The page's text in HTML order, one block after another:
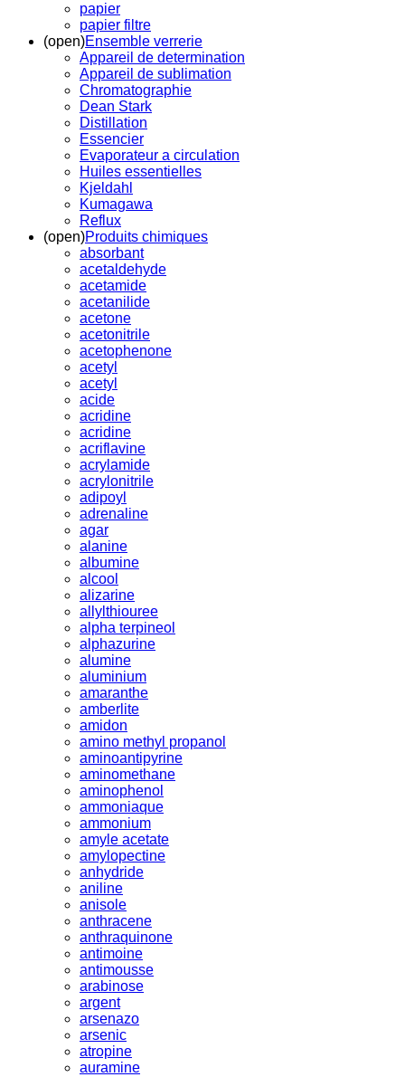
papier
papier filtre
(open)Ensemble verrerie
Appareil de determination
Appareil de sublimation
Chromatographie
Dean Stark
Distillation
Essencier
Evaporateur a circulation
Huiles essentielles
Kjeldahl
Kumagawa
Reflux
(open)Produits chimiques
absorbant
acetaldehyde
acetamide
acetanilide
acetone
acetonitrile
acetophenone
acetyl
acetyl
acide
acridine
acridine
acriflavine
acrylamide
acrylonitrile
adipoyl
adrenaline
agar
alanine
albumine
alcool
alizarine
allylthiouree
alpha terpineol
alphazurine
alumine
aluminium
amaranthe
amberlite
amidon
amino methyl propanol
aminoantipyrine
aminomethane
aminophenol
ammoniaque
ammonium
amyle acetate
amylopectine
anhydride
aniline
anisole
anthracene
anthraquinone
antimoine
antimousse
arabinose
argent
arsenazo
arsenic
atropine
auramine